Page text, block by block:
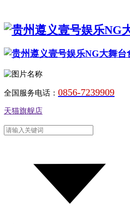
全国服务电话： 0856-7239909
天猫旗舰店